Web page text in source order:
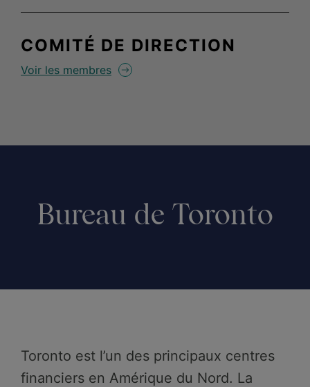
COMITÉ DE DIRECTION
Voir les membres
Bureau de Toronto
Toronto est l’un des principaux centres
financiers en Amérique du Nord. La